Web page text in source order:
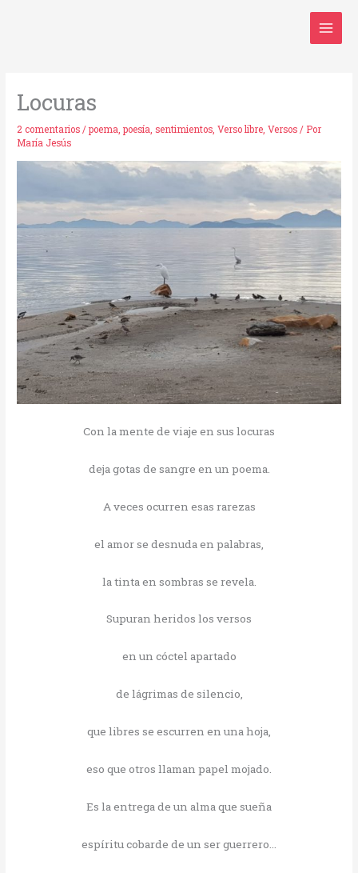
Locuras
2 comentarios /poema,poesía,sentimientos,Verso libre,Versos / Por
María Jesús
Con la mente de viaje en sus locuras
deja gotas de sangre en un poema.
A veces ocurren esas rarezas
el amor se desnuda en palabras,
la tinta en sombras se revela.
Supuran heridos los versos
en un cóctel apartado
de lágrimas de silencio,
que libres se escurren en una hoja,
eso que otros llaman papel mojado.
Es la entrega de un alma que sueña
espíritu cobarde de un ser guerrero…